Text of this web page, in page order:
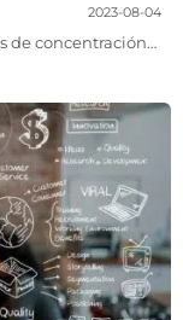
2023-08-04
de concentración…